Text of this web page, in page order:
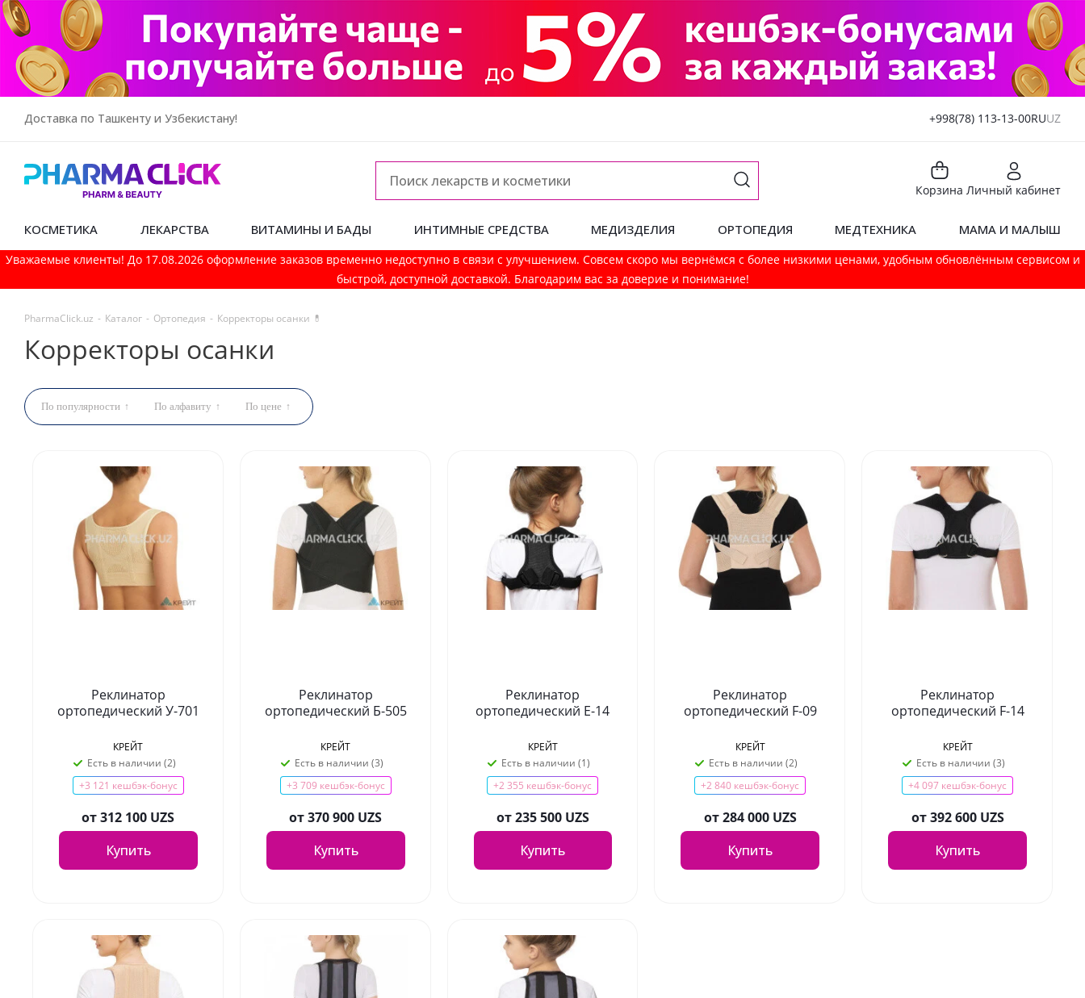
Доставка по Ташкенту и Узбекистану! +998(78) 113-13-00RUUZ
Корзина Личный кабинет
КОСМЕТИКА ЛЕКАРСТВА ВИТАМИНЫ И БАДЫ ИНТИМНЫЕ СРЕДСТВА МЕДИЗДЕЛИЯ ОРТОПЕДИЯ МЕДТЕХНИКА МАМА И МАЛЫШ
Уважаемые клиенты! До 17.08.2026 оформление заказов временно недоступно в связи с улучшением. Совсем скоро мы вернёмся с более низкими ценами, удобным обновлённым сервисом и
быстрой, доступной доставкой. Благодарим вас за доверие и понимание!
PharmaСlick.uz - Каталог - Ортопедия - Корректоры осанки 💊
Корректоры осанки
По популярности По алфавиту По цене
Реклинатор
ортопедический У-701
КРЕЙТ
Есть в наличии (2)
+3 121 кешбэк-бонус
от312 100 UZS
Купить
Реклинатор
ортопедический Б-505
КРЕЙТ
Есть в наличии (3)
+3 709 кешбэк-бонус
от370 900 UZS
Купить
Реклинатор
ортопедический Е-14
КРЕЙТ
Есть в наличии (1)
+2 355 кешбэк-бонус
от235 500 UZS
Купить
Реклинатор
ортопедический F-09
КРЕЙТ
Есть в наличии (2)
+2 840 кешбэк-бонус
от284 000 UZS
Купить
Реклинатор
ортопедический F-14
КРЕЙТ
Есть в наличии (3)
+4 097 кешбэк-бонус
от392 600 UZS
Купить